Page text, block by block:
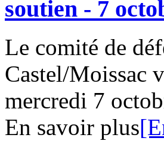
soutien - 7
Le comité de
Castel/Moissac
mercredi 7
En savoir plus